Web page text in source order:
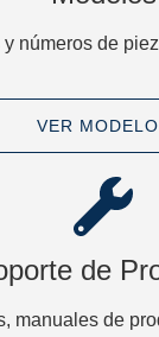
números de
VER
de
manuales de